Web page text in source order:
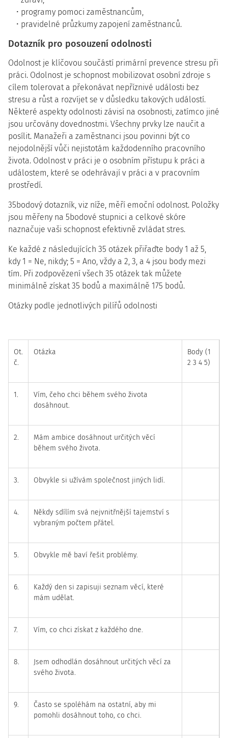
programy pomoci zaměstnancům,
pravidelné průzkumy zapojení zaměstnanců.
Dotazník pro posouzení odolnosti
Odolnost je klíčovou součástí primární prevence stresu při
práci. Odolnost je schopnost mobilizovat osobní zdroje s
cílem tolerovat a překonávat nepříznivé události bez
stresu a růst a rozvíjet se v důsledku takových událostí.
Některé aspekty odolnosti závisí na osobnosti, zatímco jiné
jsou určovány dovednostmi. Všechny prvky lze naučit a
posílit. Manažeři a zaměstnanci jsou povinni být co
nejodolnější vůči nejistotám každodenního pracovního
života. Odolnost v práci je o osobním přístupu k práci a
událostem, které se odehrávají v práci a v pracovním
prostředí.
35bodový dotazník, viz níže, měří emoční odolnost. Položky
jsou měřeny na 5bodové stupnici a celkové skóre
naznačuje vaši schopnost efektivně zvládat stres.
Ke každé z následujících 35 otázek přiřaďte body 1 až 5,
kdy 1 = Ne, nikdy; 5 = Ano, vždy a 2, 3, a 4 jsou body mezi
tím. Při zodpovězení všech 35 otázek tak můžete
minimálně získat 35 bodů a maximálně 175 bodů.
Otázky podle jednotlivých pilířů odolnosti
Ot.
č.
Otázka
Body (1
2 3 4 5)
1.
Vím, čeho chci během svého života
dosáhnout.
2.
Mám ambice dosáhnout určitých věcí
během svého života.
3. Obvykle si užívám společnost jiných lidí.
4.
Někdy sdílím svá nejvnitřnější tajemství s
vybraným počtem přátel.
5. Obvykle mě baví řešit problémy.
6.
Každý den si zapisuji seznam věcí, které
mám udělat.
7. Vím, co chci získat z každého dne.
8.
Jsem odhodlán dosáhnout určitých věcí za
svého života.
9.
Často se spoléhám na ostatní, aby mi
pomohli dosáhnout toho, co chci.